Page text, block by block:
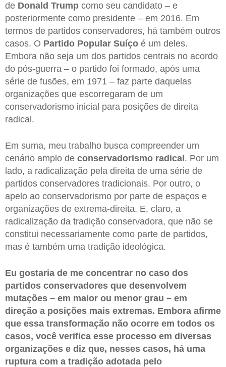
de Donald Trump como seu candidato – e
posteriormente como presidente – em 2016. Em
termos de partidos conservadores, há também outros
casos. O Partido Popular Suíço é um deles.
Embora não seja um dos partidos centrais no acordo
do pós-guerra – o partido foi formado, após uma
série de fusões, em 1971 – faz parte daquelas
organizações que escorregaram de um
conservadorismo inicial para posições de direita
radical.
Em suma, meu trabalho busca compreender um
cenário amplo de conservadorismo radical . Por um
lado, a radicalização pela direita de uma série de
partidos conservadores tradicionais. Por outro, o
apelo ao conservadorismo por parte de espaços e
organizações de extrema-direita. E, claro, a
radicalização da tradição conservadora, que não se
constitui necessariamente como parte de partidos,
mas é também uma tradição ideológica.
Eu gostaria de me concentrar no caso dos
partidos conservadores que desenvolvem
mutações – em maior ou menor grau – em
direção a posições mais extremas. Embora afirme
que essa transformação não ocorre em todos os
casos, você verifica esse processo em diversas
organizações e diz que, nesses casos, há uma
ruptura com a tradição adotada pelo